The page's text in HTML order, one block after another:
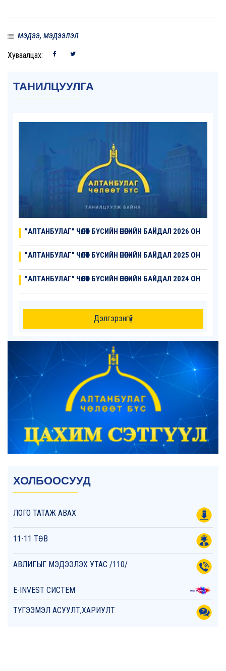
ТАНИЛЦУУЛГА
"АЛТАНБУЛАГ" ЧӨЛӨӨТ БҮСИЙН ӨНӨӨГИЙН БАЙДАЛ 2026 ОН
"АЛТАНБУЛАГ" ЧӨЛӨӨТ БҮСИЙН ӨНӨӨГИЙН БАЙДАЛ 2025 ОН
"АЛТАНБУЛАГ" ЧӨЛӨӨТ БҮСИЙН ӨНӨӨГИЙН БАЙДАЛ 2024 ОН
Дэлгэрэнгүй
ХОЛБООСУУД
ЛОГО ТАТАЖ АВАХ
11-11 ТӨВ
АВЛИГЫГ МЭДЭЭЛЭХ УТАС /110/
E-INVEST СИСТЕМ
ТҮГЭЭМЭЛ АСУУЛТ,ХАРИУЛТ
мэдээ, мэдээлэл
Хуваалцах: